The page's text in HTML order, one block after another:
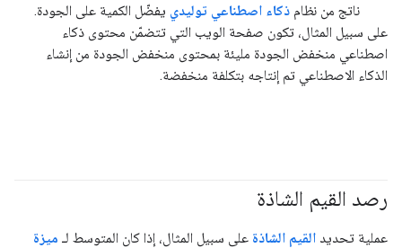
ناتج من نظام ذكاء اصطناعي توليدي يفضّل الكمية على الجودة.
على سبيل المثال، تكون صفحة الويب التي تتضمّن محتوى ذكاء
اصطناعي منخفض الجودة مليئة بمحتوى منخفض الجودة من إنشاء
الذكاء الاصطناعي تم إنتاجه بتكلفة منخفضة.
رصد القيم الشاذة
عملية تحديد القيم الشاذة على سبيل المثال، إذا كان المتوسط لـ ميزة